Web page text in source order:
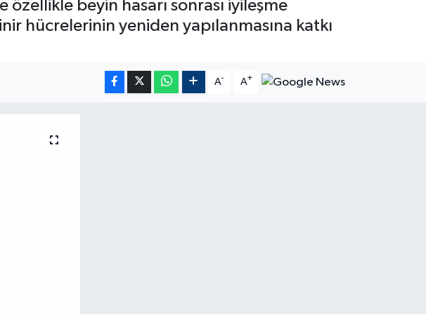
beyin hasarı sonrası iyileşme
hücrelerinin yeniden yapılanmasına katkı
A- A+